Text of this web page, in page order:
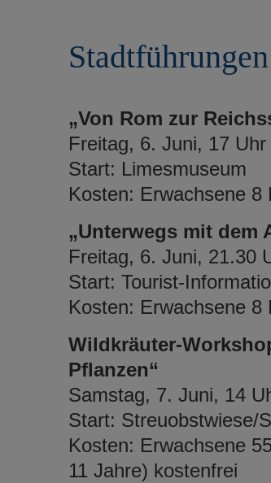
„Von Rom zur
Freitag, 6. Juni, 17 Uhr
Start: Limesmuseum
Kosten: Erwachsene
„Unterwegs mit dem
Freitag, 6. Juni, 21.30
Start: Tourist-
Kosten: Erwachsene
Wildkräuter-
Pflanzen“
Samstag, 7. Juni, 14
Start: Streuobstwiese/
Kosten: Erwachsene
11 Jahre) kostenfrei